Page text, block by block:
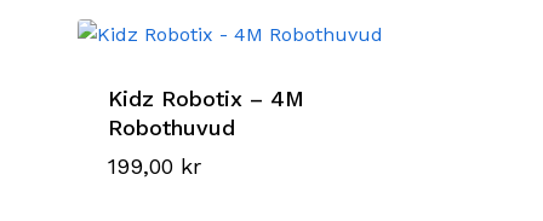
Kidz Robotix – 4M
Robothuvud
199,00 kr